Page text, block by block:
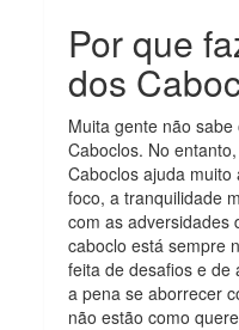
Por que
dos
Muita gente não
Caboclos. No
Caboclos ajuda
foco, a tranquilidade
com as adversidades
caboclo está sempre
feita de desafios e de
a pena se aborrecer
não estão como